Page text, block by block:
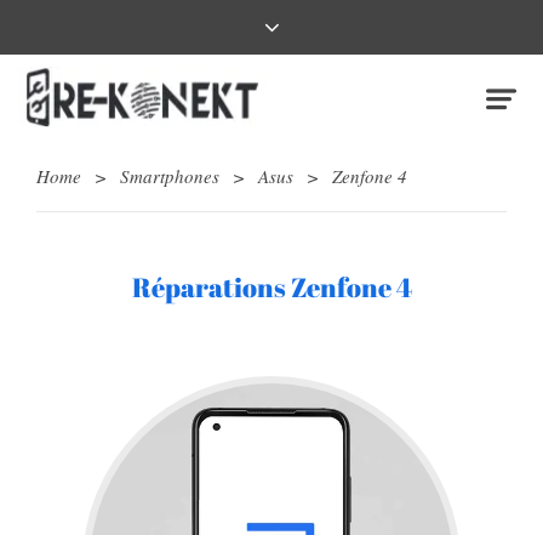
Home > Smartphones > Asus > Zenfone 4
Réparations Zenfone 4